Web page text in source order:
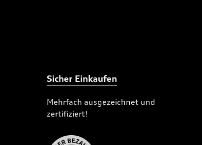
Sicher Einkaufen
Mehrfach ausgezeichnet und
zertifiziert!